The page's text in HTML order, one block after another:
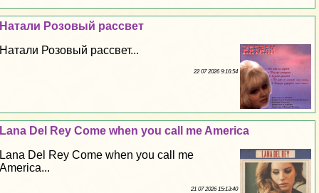
Натали Розовый рассвет
Натали Розовый рассвет...
22 07 2026 9:16:54
Lana Del Rey Come when you call me America
Lana Del Rey Come when you call me
America...
21 07 2026 15:13:40